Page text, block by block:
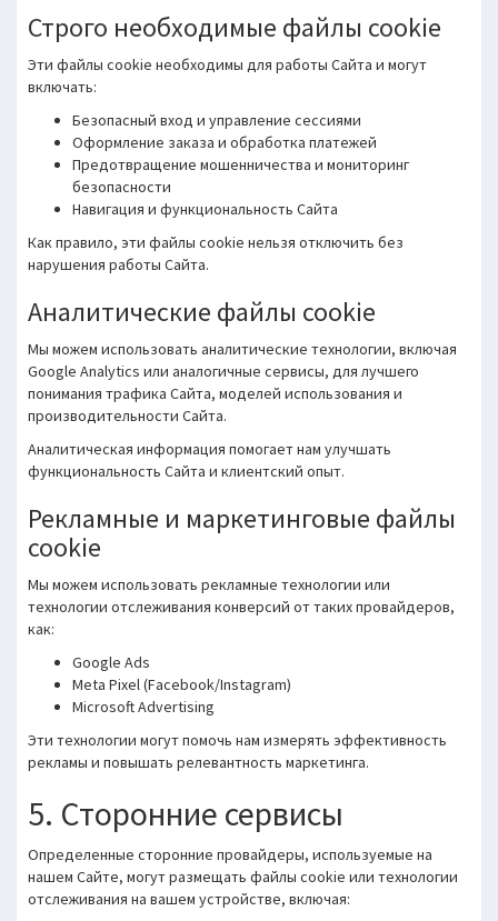
Строго необходимые файлы cookie
Эти файлы cookie необходимы для работы Сайта и могут
включать:
Безопасный вход и управление сессиями
Оформление заказа и обработка платежей
Предотвращение мошенничества и мониторинг
безопасности
Навигация и функциональность Сайта
Как правило, эти файлы cookie нельзя отключить без
нарушения работы Сайта.
Аналитические файлы cookie
Мы можем использовать аналитические технологии, включая
Google Analytics или аналогичные сервисы, для лучшего
понимания трафика Сайта, моделей использования и
производительности Сайта.
Аналитическая информация помогает нам улучшать
функциональность Сайта и клиентский опыт.
Рекламные и маркетинговые файлы
cookie
Мы можем использовать рекламные технологии или
технологии отслеживания конверсий от таких провайдеров,
как:
Google Ads
Meta Pixel (Facebook/Instagram)
Microsoft Advertising
Эти технологии могут помочь нам измерять эффективность
рекламы и повышать релевантность маркетинга.
5. Сторонние сервисы
Определенные сторонние провайдеры, используемые на
нашем Сайте, могут размещать файлы cookie или технологии
отслеживания на вашем устройстве, включая: